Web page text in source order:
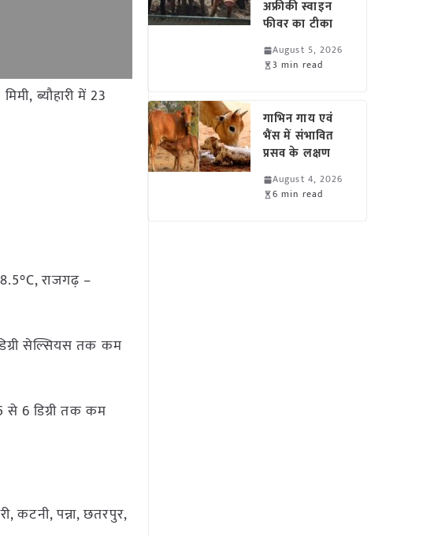
ब्यौहारी में 23
राजगढ़ –
सेल्सियस तक कम
से 6 डिग्री तक कम
कटनी, पन्ना, छतरपुर,
अफ्रीकी स्वाइन
फीवर का टीका
August 5, 2026
3 min read
गाभिन गाय एवं
भैंस में संभावित
प्रसव के लक्षण
August 4, 2026
6 min read